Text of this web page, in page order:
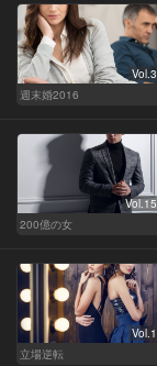
Vol.3
週末婚2016
Vol.15
200億の女
Vol.1
立場逆転